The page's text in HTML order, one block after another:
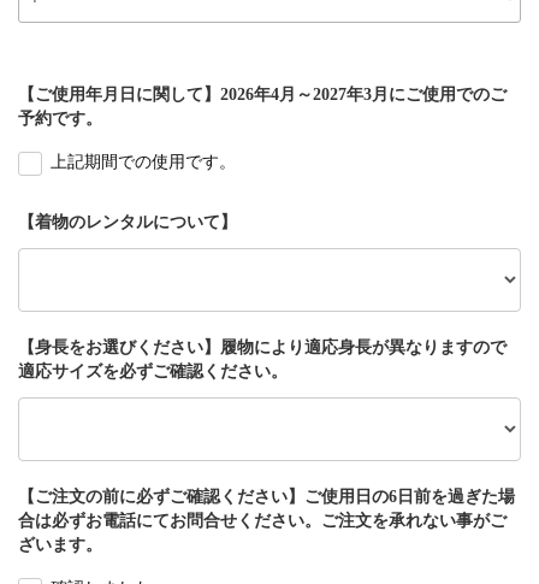
【ご使用年月日に関して】2026年4月～2027年3月にご使用でのご
予約です。
上記期間での使用です。
【着物のレンタルについて】
【身長をお選びください】履物により適応身長が異なりますので
適応サイズを必ずご確認ください。
【ご注文の前に必ずご確認ください】ご使用日の6日前を過ぎた場
合は必ずお電話にてお問合せください。ご注文を承れない事がご
ざいます。